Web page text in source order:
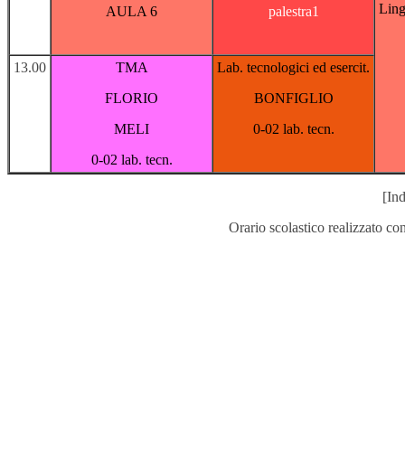
AULA 6
palestra1
13.00
TMA
FLORIO
MELI
0-02 lab. tecn.
Lab. tecnologici ed esercit.
BONFIGLIO
0-02 lab. tecn.
Orario scolastico realizzato